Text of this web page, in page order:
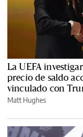
La UEFA
precio de saldo
vinculado con
Matt Hughes